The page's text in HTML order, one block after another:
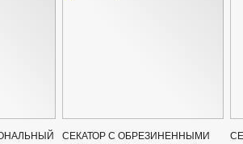
СЕКАТОР С ОБРЕЗИНЕННЫМИ